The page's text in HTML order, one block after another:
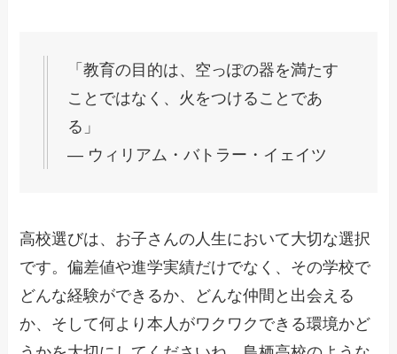
「教育の目的は、空っぽの器を満たす
ことではなく、火をつけることであ
る」
― ウィリアム・バトラー・イェイツ
高校選びは、お子さんの人生において大切な選択
です。偏差値や進学実績だけでなく、その学校で
どんな経験ができるか、どんな仲間と出会える
か、そして何より本人がワクワクできる環境かど